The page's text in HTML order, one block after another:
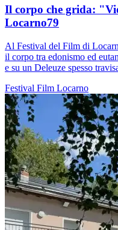
Il corpo che grida:
Locarno79
Al Festival del Film di
il corpo tra edonismo ed
e su un Deleuze spesso
Festival Film Locarno